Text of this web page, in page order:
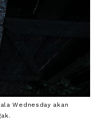
Wednesday akan